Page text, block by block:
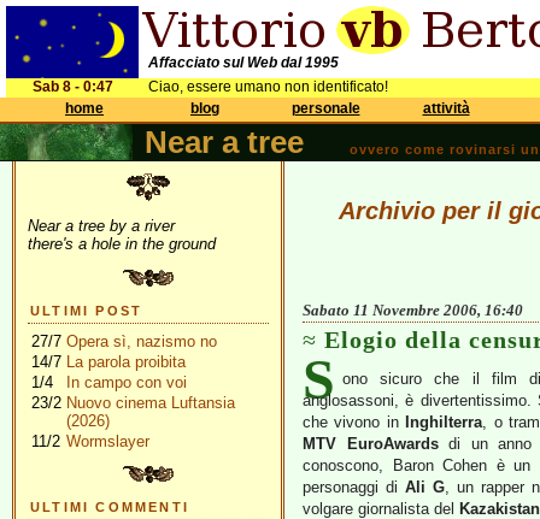
Affacciato sul Web dal 1995
Sab 8 - 0:47
Ciao, essere umano non identificato!
home
blog personale attività
Near a tree ovvero come rovinarsi
Near a tree by a river
there's a hole in the ground
ULTIMI POST
27/7 Opera sì, nazismo no
14/7 La parola proibita
1/4
In campo con voi
23/2 Nuovo cinema Luftansia
(2026)
11/2 Wormslayer
ULTIMI COMMENTI
Archivio per il
Sabato 11 Novembre 2006, 16:40
Elogio della
S ono sicuro che il film
anglosassoni, è
che vivono in Inghilterra, o
MTV EuroAwardsdi un anno
conoscono, Baron Cohen è
personaggi di Ali G, un rapper
volgare giornalista del Kazakistan